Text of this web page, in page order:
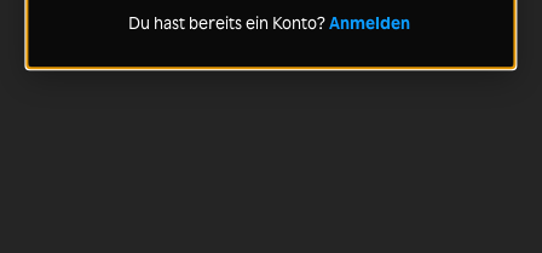
Du hast bereits ein Konto?Anmelden